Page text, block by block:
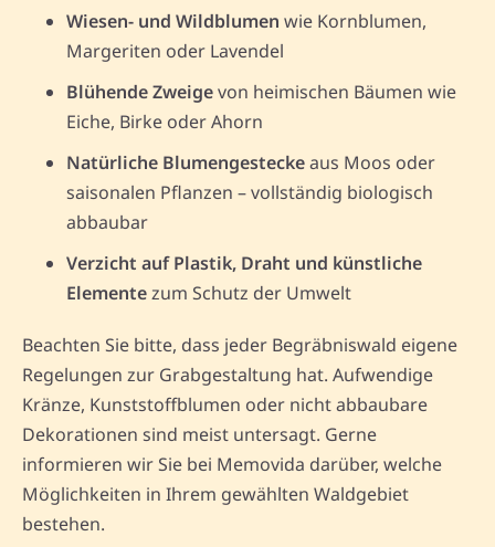
Wiesen- und Wildblumen wie Kornblumen,
Margeriten oder Lavendel
Blühende Zweigevon heimischen Bäumen wie
Eiche, Birke oder Ahorn
Natürliche Blumengesteckeaus Moos oder
saisonalen Pflanzen – vollständig biologisch
abbaubar
Verzicht auf Plastik, Draht und künstliche
Elementezum Schutz der Umwelt
Beachten Sie bitte, dass jeder Begräbniswald eigene
Regelungen zur Grabgestaltung hat. Aufwendige
Kränze, Kunststoffblumen oder nicht abbaubare
Dekorationen sind meist untersagt. Gerne
informieren wir Sie bei Memovida darüber, welche
Möglichkeiten in Ihrem gewählten Waldgebiet
bestehen.